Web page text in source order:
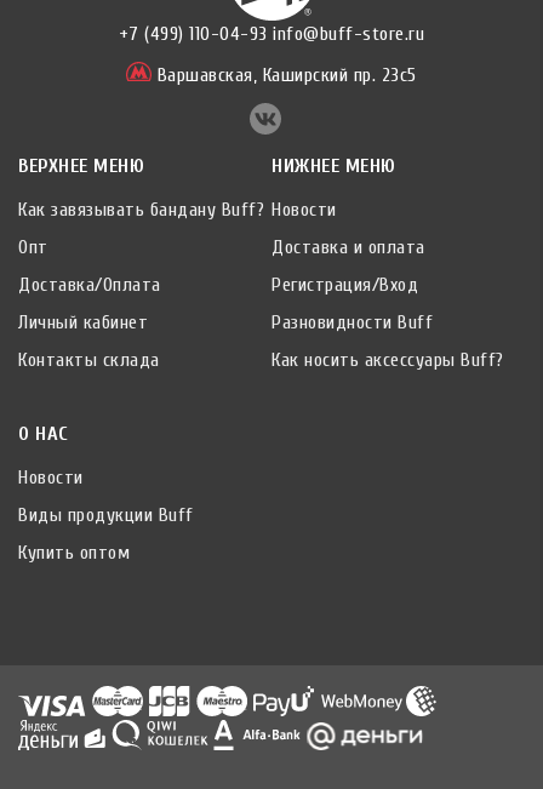
+7 (499) 110-04-93 info@buff-store.ru
Варшавская, Каширский пр. 23с5
ВЕРХНЕЕ МЕНЮ
Как завязывать бандану Buff?
Опт
Доставка/Оплата
Личный кабинет
Контакты склада
НИЖНЕЕ МЕНЮ
Новости
Доставка и оплата
Регистрация/Вход
Разновидности Buff
Как носить аксессуары Buff?
О НАС
Новости
Виды продукции Buff
Купить оптом